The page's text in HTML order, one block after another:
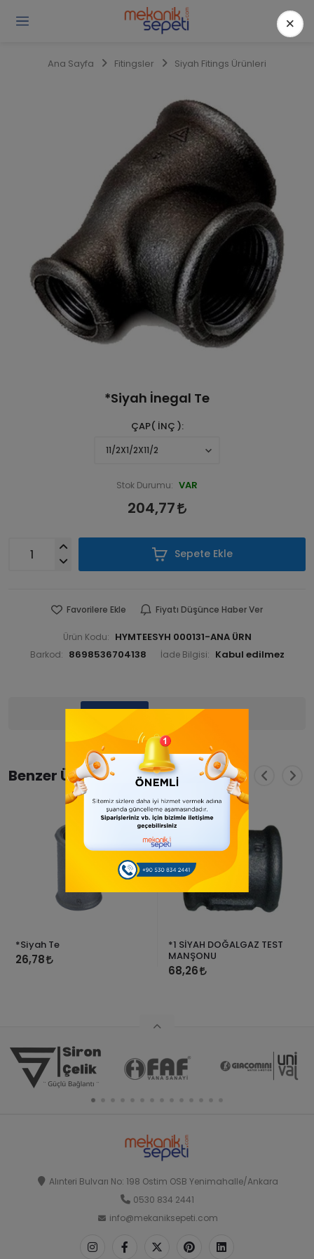
Ana Sayfa Fitingsler Siyah Fitings Ürünleri
*Siyah İnegal Te
ÇAP( İNÇ )
Stok Durumu: VAR
204,77
Sepete Ekle
Favorilere Ekle Fiyatı Düşünce Haber Ver
Ürün Kodu: HYMTEESYH 000131-ANA ÜRN
Barkod: 8698536704138 İade Bilgisi:
Yorumlar
Benzer Ürünler
*Siyah Te
26,78
*1 SİYAH DOĞALGAZ TEST
MANŞONU
68,26
Alınteri Bulvarı No: 198 Ostim OSB Yenimahalle/Ankara
0530 834 2441
info@mekaniksepeti.com
×